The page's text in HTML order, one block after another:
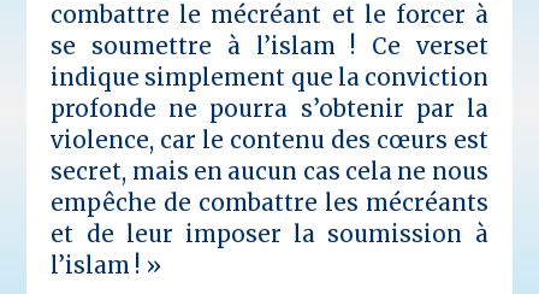
combattre le mécréant et le forcer à
se soumettre à l’islam ! Ce verset
indique simplement que la conviction
profonde ne pourra s’obtenir par la
violence, car le contenu des cœurs est
secret, mais en aucun cas cela ne nous
empêche de combattre les mécréants
et de leur imposer la soumission à
l’islam ! »